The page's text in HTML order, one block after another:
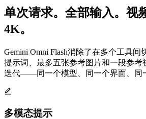
单次请求。全部输入。视
4K。
Gemini Omni Flash消除了在多个工具间
提示词、最多五张参考图片和一段参考
迭代——同一个模型、同一个界面、同
多模态提示